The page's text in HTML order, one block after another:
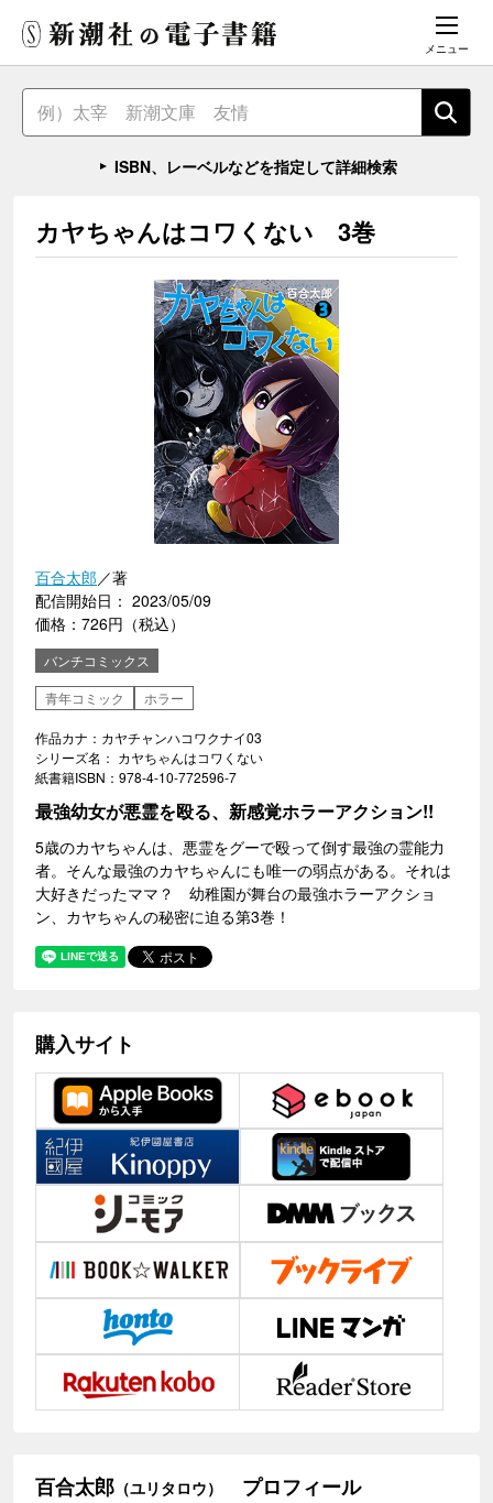
メニュー
ISBN、レーベルなどを指定して詳細検索
カヤちゃんはコワくない 3巻
百合太郎／著
配信開始日： 2023/05/09
価格：726円（税込）
バンチコミックス
青年コミック
ホラー
作品カナ：カヤチャンハコワクナイ03
シリーズ名： カヤちゃんはコワくない
紙書籍ISBN：978-4-10-772596-7
最強幼女が悪霊を殴る、新感覚ホラーアクション!!
5歳のカヤちゃんは、悪霊をグーで殴って倒す最強の霊能力
者。そんな最強のカヤちゃんにも唯一の弱点がある。それは
大好きだったママ？ 幼稚園が舞台の最強ホラーアクショ
ン、カヤちゃんの秘密に迫る第3巻！
購入サイト
百合太郎 （ユリタロウ） プロフィール